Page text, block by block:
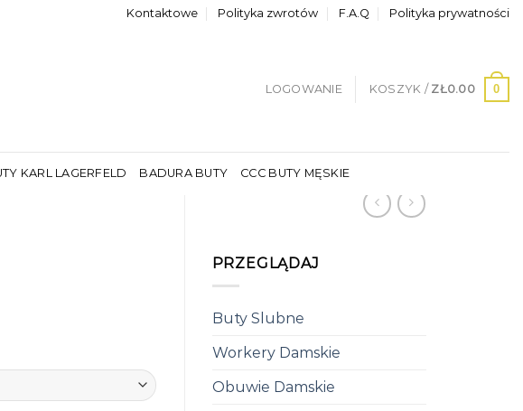
Kontaktowe Polityka zwrotów F.A.Q Polityka prywatności
LOGOWANIE KOSZYK / ZŁ0.00 0
KARL LAGERFELD BADURA BUTY CCC BUTY MĘSKIE
PRZEGLĄDAJ
Buty Slubne
Workery Damskie
Obuwie Damskie